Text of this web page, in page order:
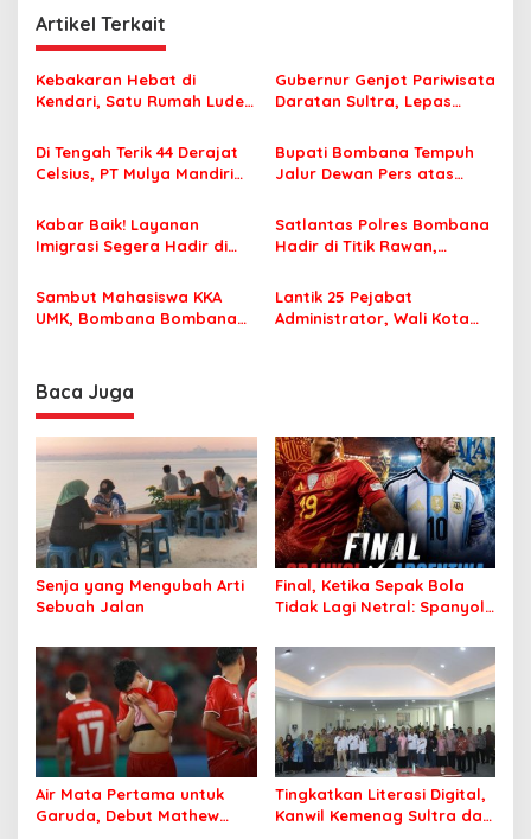
g
a
s
i
p
o
s
Artikel Terkait
Kebakaran Hebat di
Kendari, Satu Rumah Ludes
Gubernur Genjot Pariwisata
Daratan Sultra, Lepas
Tiga Kabupaten Unggulan
Di Tengah Terik 44 Derajat
Celsius, PT Mulya Mandiri
Jamaah Tetap Sehat dan
Nyaman Beribadah
Bupati Bombana Tempuh
Jalur Dewan Pers atas
Korupsi Jembatan Cirauci II
Kabar Baik! Layanan
Imigrasi Segera Hadir di
Perlu Lagi ke Kendari
Satlantas Polres Bombana
Hadir di Titik Rawan,
Sekolah dengan Aman
Sambut Mahasiswa KKA
UMK, Bombana Bombana
Lantik 25 Pejabat
Administrator, Wali Kota
Baca Juga
Senja yang Mengubah Arti
Sebuah Jalan
Final, Ketika Sepak Bola
Tidak Lagi Netral: Spanyol
Air Mata Pertama untuk
Garuda, Debut Mathew
Tingkatkan Literasi Digital,
Kanwil Kemenag Sultra dan